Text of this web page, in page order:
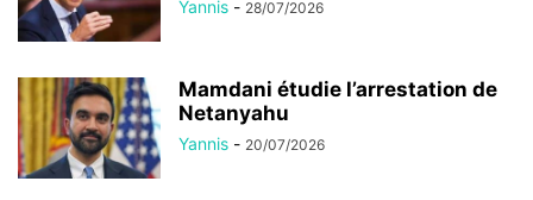
Yannis - 28/07/2026
Mamdani étudie l’arrestation de
Netanyahu
Yannis - 20/07/2026